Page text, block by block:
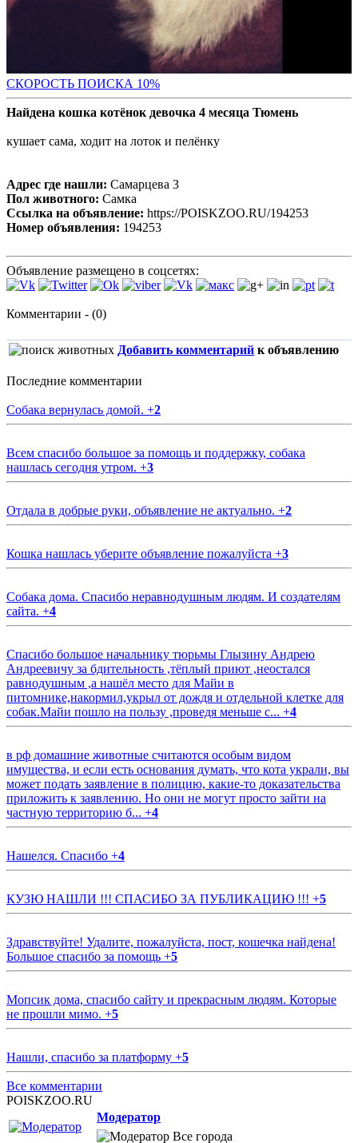
СКОРОСТЬ ПОИСКА 10%
Найдена кошка котёнок девочка 4 месяца Тюмень
кушает сама, ходит на лоток и пелёнку
Адрес где нашли: Самарцева 3
Пол животного: Самка
Ссылка на объявление: https://POISKZOO.RU/194253
Номер объявления: 194253
Объявление размещено в соцсетях:
Комментарии - (0)
Добавить комментарий к объявлению
Последние комментарии
Собака вернулась домой. +2
Всем спасибо большое за помощь и поддержку, собака
нашлась сегодня утром. +3
Отдала в добрые руки, объявление не актуально. +2
Кошка нашлась уберите объявление пожалуйста +3
Собака дома. Спасибо неравнодушным людям. И создателям
сайта. +4
Спасибо большое начальнику тюрьмы Глызину Андрею
Андреевичу за бдительность ,тёплый приют ,неостался
равнодушным ,а нашёл место для Майи в
питомнике,накормил,укрыл от дождя и отдельной клетке для
собак.Майи пошло на пользу ,проведя меньше с... +4
в рф домашние животные считаются особым видом
имущества, и если есть основания думать, что кота украли, вы
может подать заявление в полицию, какие-то доказательства
приложить к заявлению. Но они не могут просто зайти на
частную территорию б... +4
Нашелся. Спасибо +4
КУЗЮ НАШЛИ !!! СПАСИБО ЗА ПУБЛИКАЦИЮ !!! +5
Здравствуйте! Удалите, пожалуйста, пост, кошечка найдена!
Большое спасибо за помощь +5
Мопсик дома, спасибо сайту и прекрасным людям. Которые
не прошли мимо. +5
Нашли, спасибо за платформу +5
Все комментарии
POISKZOO.RU
Модератор
Все города